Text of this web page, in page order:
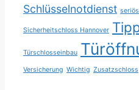
Schlüsselnotdienst
Sicherheitschloss Hannover
Türschlosseinbau
Versicherung Wichtig Zusatzschloss